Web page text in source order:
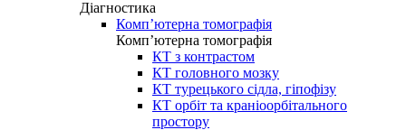
Діагностика
Комп’ютерна томографія
Комп’ютерна томографія
КТ з контрастом
КТ головного мозку
КТ турецького сідла, гіпофізу
КТ орбіт та краніоорбітального
простору